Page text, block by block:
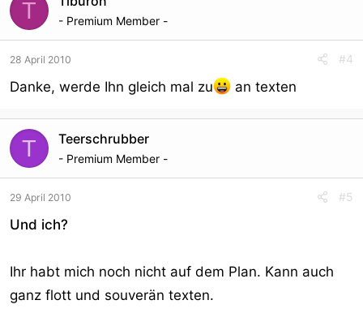
T - Premium Member -
28 April 2010 #4
Danke, werde Ihn gleich mal zu an texten
T Teerschrubber
- Premium Member -
29 April 2010 #5
Und ich?
Ihr habt mich noch nicht auf dem Plan. Kann auch
ganz flott und souverän texten.